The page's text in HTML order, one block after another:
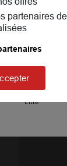
Lille
partenaires